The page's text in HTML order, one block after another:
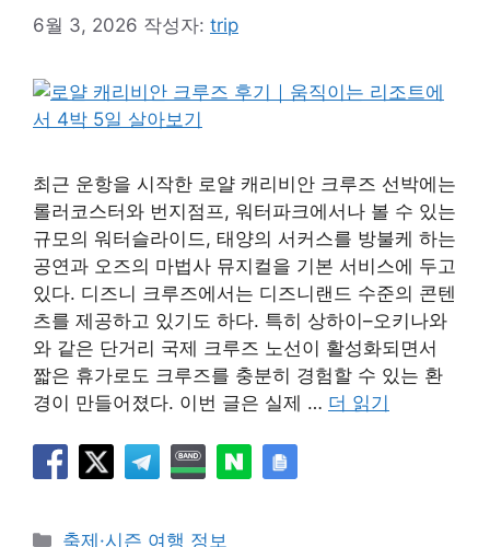
6월 3, 2026 작성자: trip
최근 운항을 시작한 로얄 캐리비안 크루즈 선박에는
롤러코스터와 번지점프, 워터파크에서나 볼 수 있는
규모의 워터슬라이드, 태양의 서커스를 방불케 하는
공연과 오즈의 마법사 뮤지컬을 기본 서비스에 두고
있다. 디즈니 크루즈에서는 디즈니랜드 수준의 콘텐
츠를 제공하고 있기도 하다. 특히 상하이–오키나와
와 같은 단거리 국제 크루즈 노선이 활성화되면서
짧은 휴가로도 크루즈를 충분히 경험할 수 있는 환
경이 만들어졌다. 이번 글은 실제 … 더 읽기
카
축제·시즌 여행 정보